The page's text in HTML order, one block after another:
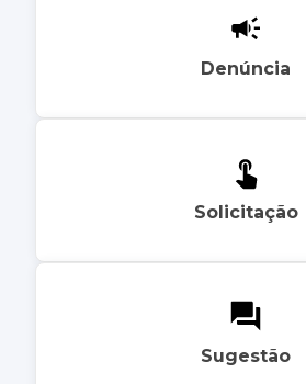
Denúncia
Solicitação
Sugestão